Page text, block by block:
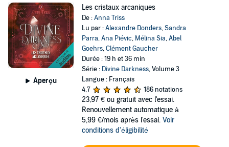
Aperçu
Les cristaux arcaniques
De :Anna Triss
Lu par :Alexandre Donders,Sandra
Parra,Ana Piévic, Mélina Sia,Abel
Goehrs,Clément Gaucher
Durée : 19 h et 36 min
Série : Divine Darkness, Volume 3
Langue : Français
4,7
186 notations
23,97 € ou gratuit avec l'essai.
Renouvellement automatique à
5,99 €/mois après l'essai. Voir
conditions d'éligibilité